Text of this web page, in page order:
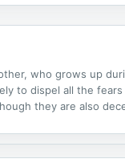
who grows up
to dispel all the
they are also